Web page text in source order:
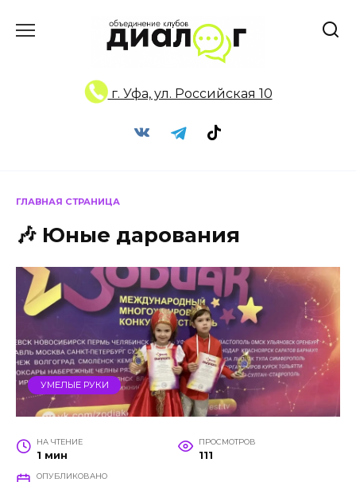
г. Уфа, ул. Российская 10
ГЛАВНАЯ СТРАНИЦА
🎶 Юные дарования
УМЕЛЫЕ РУКИ
НА ЧТЕНИЕ
1 мин
ПРОСМОТРОВ
111
ОПУБЛИКОВАНО